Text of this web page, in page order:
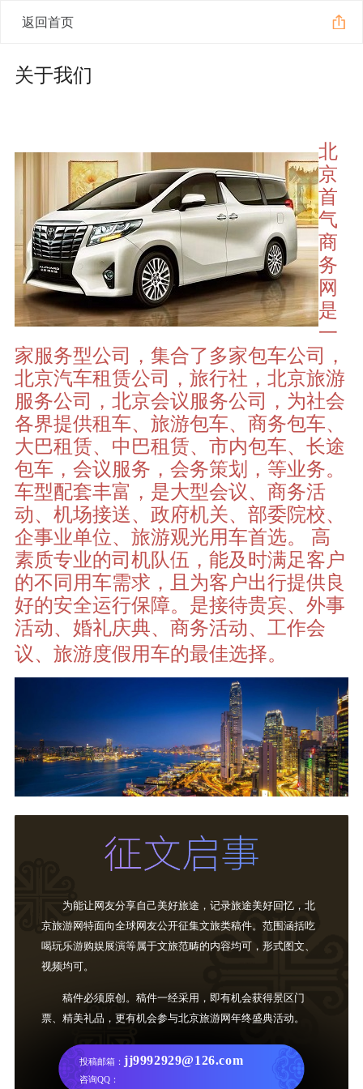
返回首页
关于我们
北
京
首
气
商
务
网
是
一
家服务型公司，集合了多家包车公司，
北京汽车租赁公司，旅行社，北京旅游
服务公司，北京会议服务公司，为社会
各界提供租车、旅游包车、商务包车、
大巴租赁、中巴租赁、市内包车、长途
包车，会议服务，会务策划，等业务。
车型配套丰富，是大型会议、商务活
动、机场接送、政府机关、部委院校、
企事业单位、旅游观光用车首选。 高
素质专业的司机队伍，能及时满足客户
的不同用车需求，且为客户出行提供良
好的安全运行保障。是接待贵宾、外事
活动、婚礼庆典、商务活动、工作会
议、旅游度假用车的最佳选择。
为能让网友分享自己美好旅途，记录旅途美好回忆，北
京旅游网特面向全球网友公开征集文旅类稿件。范围涵括吃
喝玩乐游购娱展演等属于文旅范畴的内容均可，形式图文、
视频均可。
稿件必须原创。稿件一经采用，即有机会获得景区门
票、精美礼品，更有机会参与北京旅游网年终盛典活动。
投稿邮箱： jj9992929@126.com
咨询QQ：